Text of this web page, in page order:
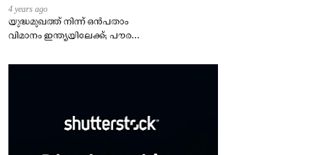
4 years ago
യുദ്ധമുഖത്ത് നിന്ന് ഒൻപതാം
വിമാനം ഇന്ത്യയിലേക്ക്; പൗരന്മാർ
– കേന്ദ്രം